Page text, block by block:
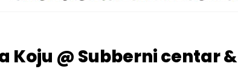
Koju @ Subberni centar &